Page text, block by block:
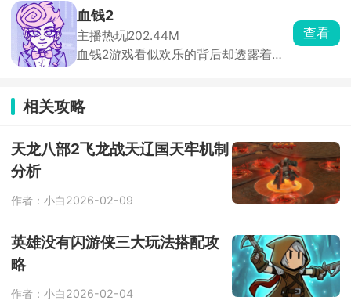
开启探险。在浩瀚的宇宙空间内自由探
索，发现隐藏的位置星球，在星际中建
立属于自己的基地，各种娱乐设施全部
安排上，稳扎稳打，收获宇宙里的小惊
血钱2
主播热玩202.44M
血钱2游戏看似欢乐的背后却透露着诡
的大脑解决各种难题，完成任务来获取
相应的报酬，直到筹备足够的金钱为
查看
相关攻略
天龙八部2飞龙战天辽国天牢机制
分析
作者：小白2026-02-09
英雄没有闪游侠三大玩法搭配攻
略
作者：小白2026-02-04